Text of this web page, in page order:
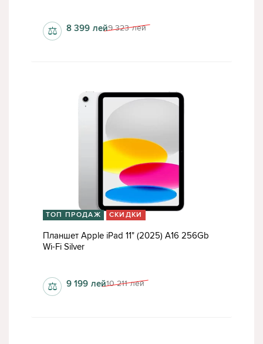
6 Гб 9 323 лей
8 399 лей
⚖
ТОП ПРОДАЖ СКИДКИ
Планшет Apple iPad 11" (2025) A16 256Gb
Wi-Fi Silver
6 Гб 10 211 лей
9 199 лей
⚖